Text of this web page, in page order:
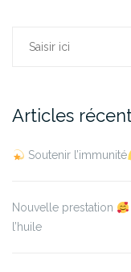
Rechercher :
Articles
Soutenir l’immunité
Nouvelle prestation
l’huile